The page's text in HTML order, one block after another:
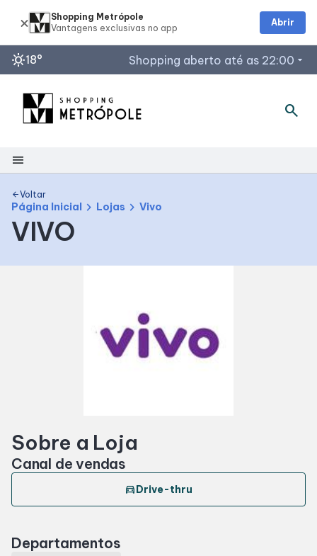
sunny18° Shopping aberto até as 22:00 arrow_drop_down
Horários de Funcionamento
search
menu
Shopping
Mapa Interno
Facilidades
Cinema
arrow_backVoltar
Página Inicial chevron_right Lojas chevron_right Vivo
VIVO
Sobre a Loja
Canal de vendas
directions_carDrive-thru
Departamentos
Shopping Metrópole
Abrir